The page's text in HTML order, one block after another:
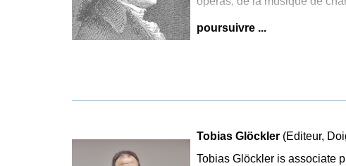
poursuivre ...
Tobias Glöckler (Editeur,
Tobias Glöckler is associate